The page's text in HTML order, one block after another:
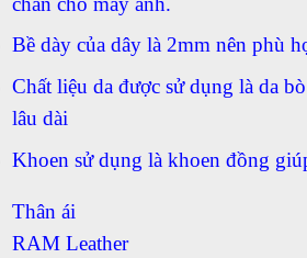
Bề dày của dây là 2mm nên phù
Chất liệu da được sử dụng là da
lâu dài
Khoen sử dụng là khoen đồng
Thân ái
RAM Leather